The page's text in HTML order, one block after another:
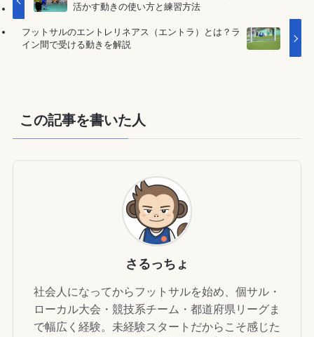
活かす動きの使い方と練習方法
フットサルのエントレリネアス（エントラ）とは？ラ
イン間で受ける動きを解説
この記事を書いた人
さるっちょ
社会人になってからフットサルを始め、個サル・
ローカル大会・競技系チーム・都道府県リーグま
で幅広く経験。未経験スタートだからこそ感じた